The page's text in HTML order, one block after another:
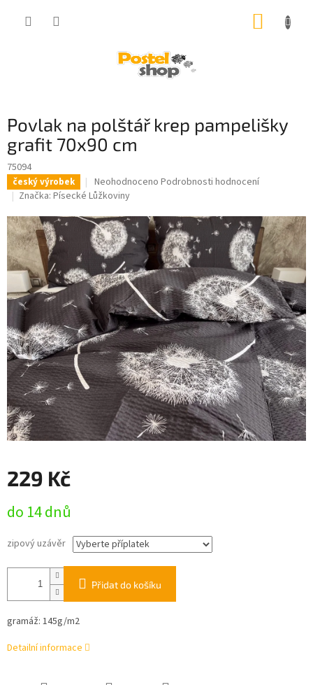
Povlak na polštář krep pampelišky
grafit 70x90 cm
75094
český výrobek
Průměrné
hodnocení
je
0,0
z
hvězdiček.
Neohodnoceno Podrobnosti hodnocení
Značka: Písecké Lůžkoviny
229 Kč
cena:
do 14 dnů
zipový uzávěr
Přidat do košíku
gramáž: 145g/m2
Detailní informace